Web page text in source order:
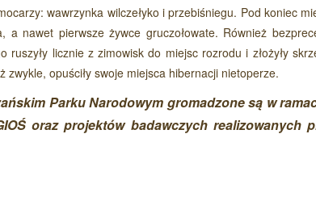
wawrzynka wilczełyko i przebiśniegu. Pod koniec
a nawet pierwsze żywce gruczołowate. Również
ruszyły licznie z zimowisk do miejsc rozrodu i złożyły
opuściły swoje miejsca hibernacji nietoperze.
Parku Narodowym gromadzone są w
oraz projektów badawczych realizowanych